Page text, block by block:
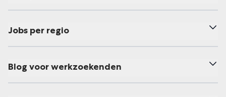
Jobs per regio
Blog voor werkzoekenden